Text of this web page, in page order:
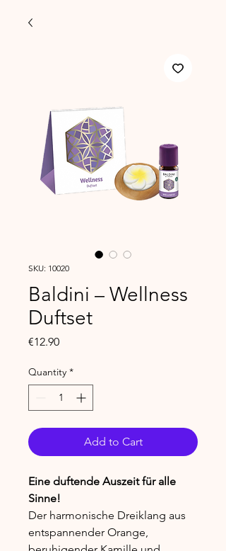
SKU: 10020
Baldini – Wellness
Duftset
€12.90Price
Quantity *
Add to Cart
Eine duftende Auszeit für alle
Sinne!
Der harmonische Dreiklang aus
entspannender Orange,